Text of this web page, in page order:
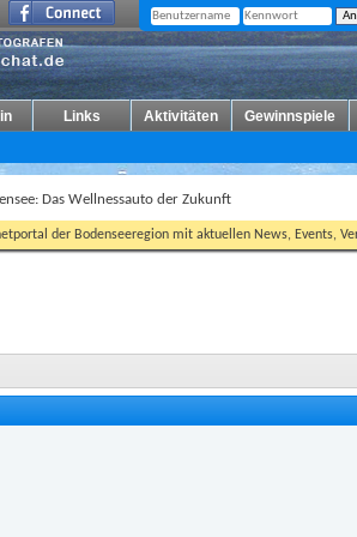
Links Aktivitäten Gewinnspiele
Das Wellnessauto der Zukunft
der Bodenseeregion mit aktuellen News, Events,